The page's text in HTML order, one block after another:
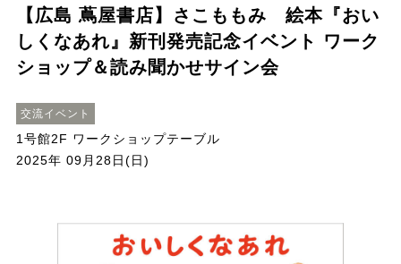
【広島 蔦屋書店】さこももみ 絵本『おい
しくなあれ』新刊発売記念イベント ワーク
ショップ＆読み聞かせサイン会
交流イベント
1号館2F ワークショップテーブル
2025年 09月28日(日)